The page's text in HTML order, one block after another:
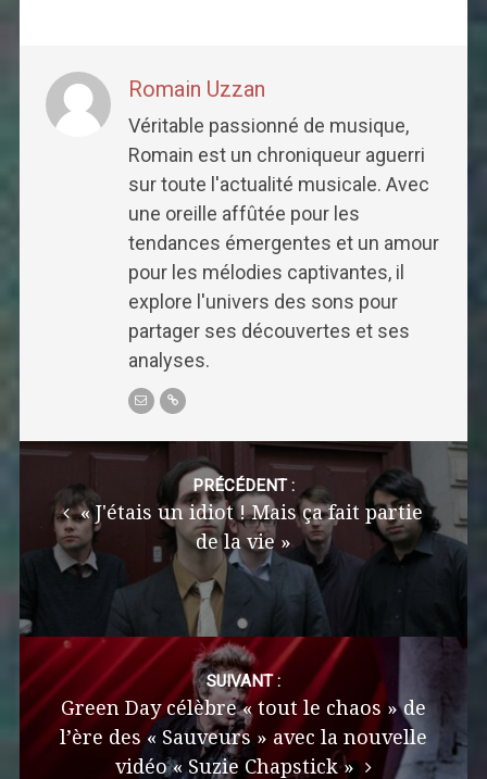
Romain Uzzan
Véritable passionné de musique,
Romain est un chroniqueur aguerri
sur toute l'actualité musicale. Avec
une oreille affûtée pour les
tendances émergentes et un amour
pour les mélodies captivantes, il
explore l'univers des sons pour
partager ses découvertes et ses
analyses.
Post
navigation
PRÉCÉDENT :
« J'étais un idiot ! Mais ça fait partie
de la vie »
SUIVANT :
Green Day célèbre « tout le chaos » de
l’ère des « Sauveurs » avec la nouvelle
vidéo « Suzie Chapstick »